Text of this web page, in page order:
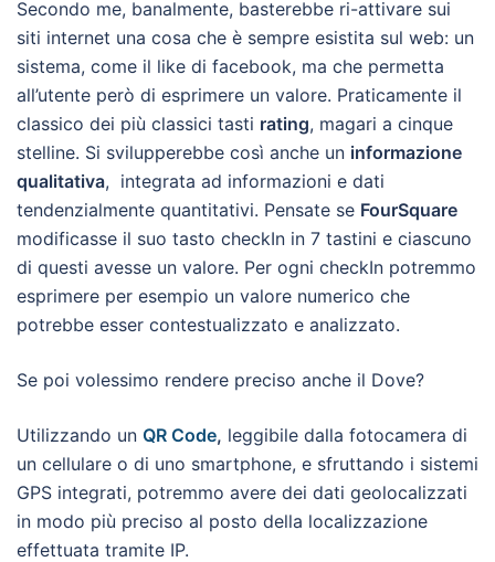
Secondo me, banalmente, basterebbe ri-attivare sui
siti internet una cosa che è sempre esistita sul web: un
sistema, come il like di facebook, ma che permetta
all’utente però di esprimere un valore. Praticamente il
classico dei più classici tasti rating, magari a cinque
stelline. Si svilupperebbe così anche un informazione
qualitativa, integrata ad informazioni e dati
tendenzialmente quantitativi. Pensate se FourSquare
modificasse il suo tasto checkIn in 7 tastini e ciascuno
di questi avesse un valore. Per ogni checkIn potremmo
esprimere per esempio un valore numerico che
potrebbe esser contestualizzato e analizzato.
Se poi volessimo rendere preciso anche il Dove?
Utilizzando un QR Code, leggibile dalla fotocamera di
un cellulare o di uno smartphone, e sfruttando i sistemi
GPS integrati, potremmo avere dei dati geolocalizzati
in modo più preciso al posto della localizzazione
effettuata tramite IP.